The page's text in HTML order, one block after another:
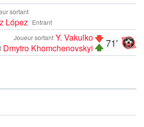
sortant
Entrant
López
71'
Joueur sortant Y. Vakulko
Dmytro Khomchenovskyi